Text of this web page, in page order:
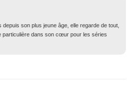
depuis son plus jeune âge, elle regarde de tout,
particulière dans son cœur pour les séries